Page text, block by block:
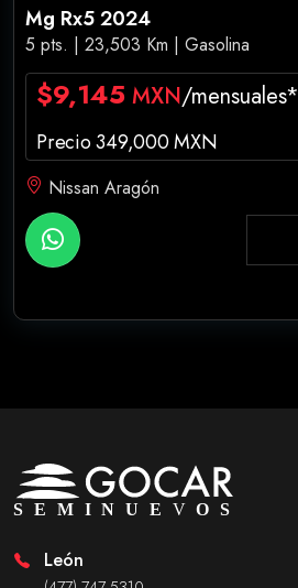
Mg Rx5 2024
5 pts. | 23,503 Km | Gasolina
$9,145 MXN/mensuales*
Precio 349,000 MXN
Nissan Aragón
León